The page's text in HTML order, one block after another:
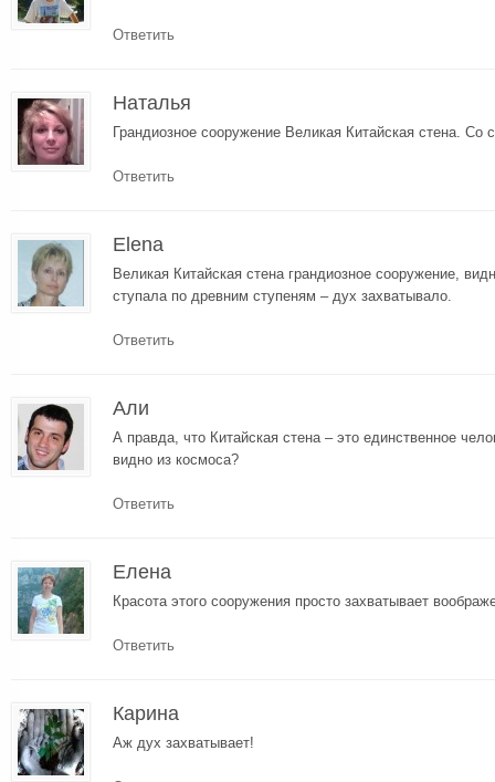
Ответить
Наталья
Грандиозное сооружение Великая Китайская стена. Со
Ответить
Elena
Великая Китайская стена грандиозное сооружение,
ступала по древним ступеням – дух захватывало.
Ответить
Али
А правда, что Китайская стена – это единственное
видно из космоса?
Ответить
Елена
Красота этого сооружения просто захватывает
Ответить
Карина
Аж дух захватывает!